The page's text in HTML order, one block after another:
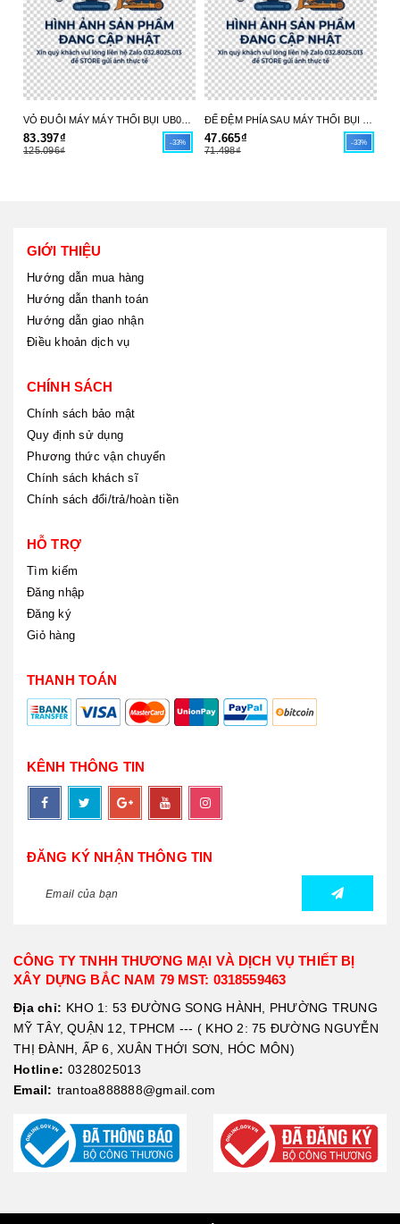
83.397₫
125.096₫
-33% 47.665₫
71.498₫
-33%
GIỚI THIỆU
Hướng dẫn mua hàng
Hướng dẫn thanh toán
Hướng dẫn giao nhận
Điều khoản dịch vụ
CHÍNH SÁCH
Chính sách bảo mật
Quy định sử dụng
Phương thức vận chuyển
Chính sách khách sĩ
Chính sách đổi/trả/hoàn tiền
HỖ TRỢ
Tìm kiếm
Đăng nhập
Đăng ký
Giỏ hàng
THANH TOÁN
KÊNH THÔNG TIN
ĐĂNG KÝ NHẬN THÔNG TIN
CÔNG TY TNHH THƯƠNG MẠI VÀ DỊCH VỤ THIẾT BỊ
XÂY DỰNG BẮC NAM 79 MST: 0318559463
Địa chỉ: KHO 1: 53 ĐƯỜNG SONG HÀNH, PHƯỜNG TRUNG
MỸ TÂY, QUẬN 12, TPHCM --- ( KHO 2: 75 ĐƯỜNG NGUYỄN
THỊ ĐÀNH, ẤP 6, XUÂN THỚI SƠN, HÓC MÔN)
Hotline: 0328025013
Email: trantoa888888@gmail.com